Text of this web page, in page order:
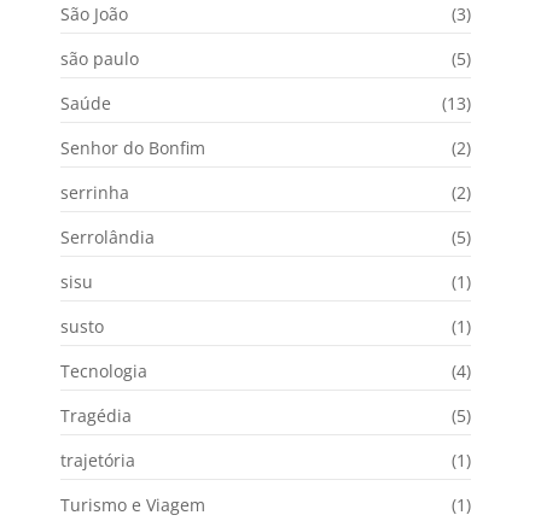
São João
(3)
são paulo
(5)
Saúde
(13)
Senhor do Bonfim
(2)
serrinha
(2)
Serrolândia
(5)
sisu
(1)
susto
(1)
Tecnologia
(4)
Tragédia
(5)
trajetória
(1)
Turismo e Viagem
(1)